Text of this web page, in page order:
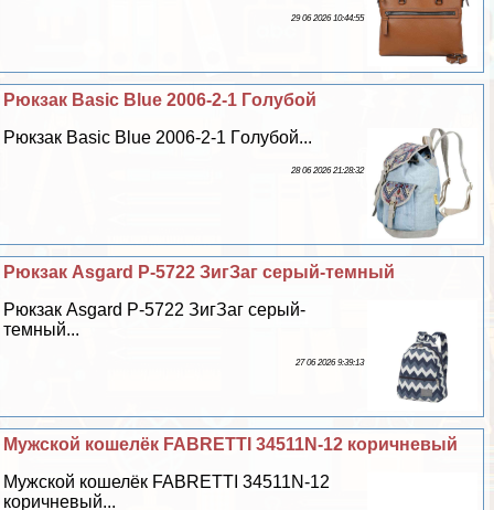
29 06 2026 10:44:55
Рюкзак Basic Blue 2006-2-1 Гoлyбой
Рюкзак Basic Blue 2006-2-1 Гoлyбой...
28 06 2026 21:28:32
Рюкзак Asgard Р-5722 ЗигЗаг серый-темный
Рюкзак Asgard Р-5722 ЗигЗаг серый-
темный...
27 06 2026 9:39:13
Мужской кошелёк FABRETTI 34511N-12 коричневый
Мужской кошелёк FABRETTI 34511N-12
коричневый...